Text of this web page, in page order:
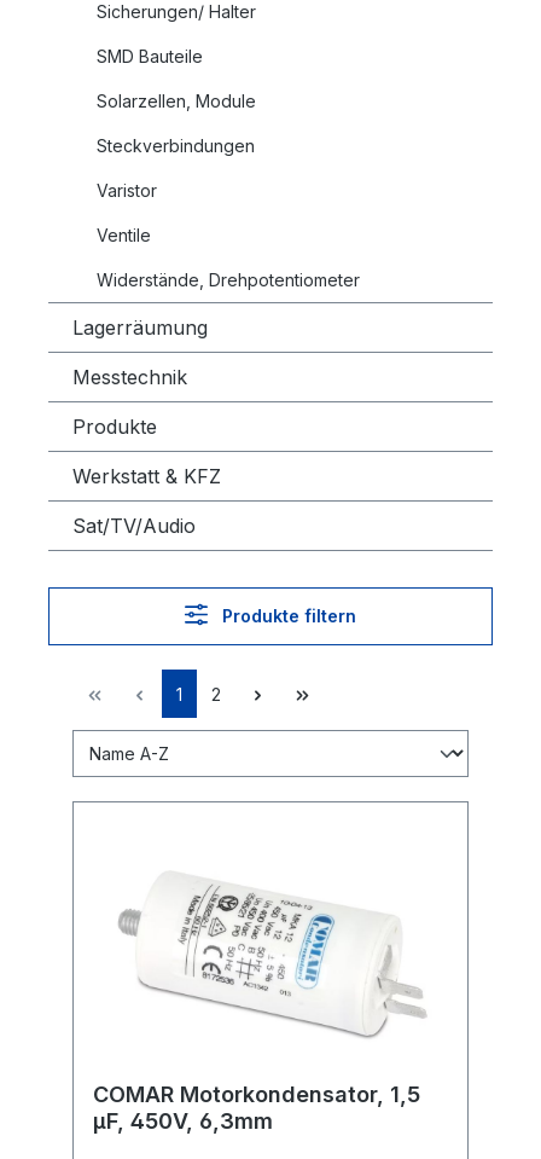
Sicherungen/ Halter
SMD Bauteile
Solarzellen, Module
Steckverbindungen
Varistor
Ventile
Widerstände, Drehpotentiometer
Lagerräumung
Messtechnik
Produkte
Werkstatt & KFZ
Sat/TV/Audio
Produkte filtern
1 2
COMAR Motorkondensator, 1,5
µF, 450V, 6,3mm